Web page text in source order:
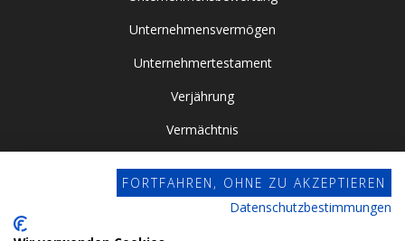
Unternehmensvermögen
Unternehmertestament
Verjährung
Vermächtnis
Vorsorgevollmacht
FORTFAHREN, OHNE ZU AKZEPTIEREN
Datenschutzbestimmungen